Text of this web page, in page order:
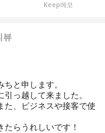
Keep메모
뷰
と申します。
っ越して来ました。
た、ビジネスや接客で使
らうれしいです！